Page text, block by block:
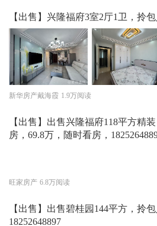
【出售】兴隆福府3室2厅1卫，拎包
新华房产戴海霞 1.9万阅读
【出售】出售兴隆福府118平方精装
房，69.8万，随时看房，
旺家房产 6.8万阅读
【出售】出售碧桂园144平方，拎包
18252648897